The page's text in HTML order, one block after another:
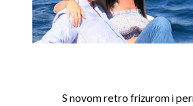
S novom retro frizurom i